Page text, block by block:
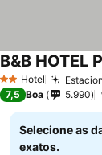
2 Estrelas
Hotel
B&B HOTEL
7,5 Boa 5.990
Selecione as
exatos.